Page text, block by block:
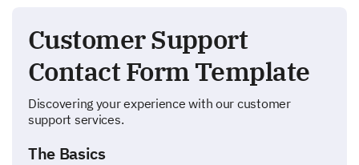
Customer Support
Contact Form Template
Discovering your experience with our customer
support services.
The Basics